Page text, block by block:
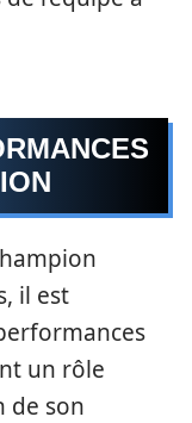
il est
un rôle
de son